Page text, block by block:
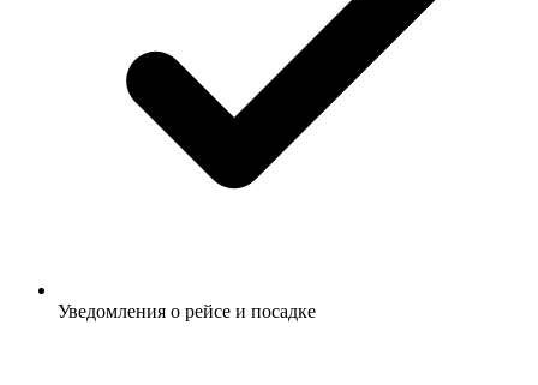
Уведомления о рейсе и посадке